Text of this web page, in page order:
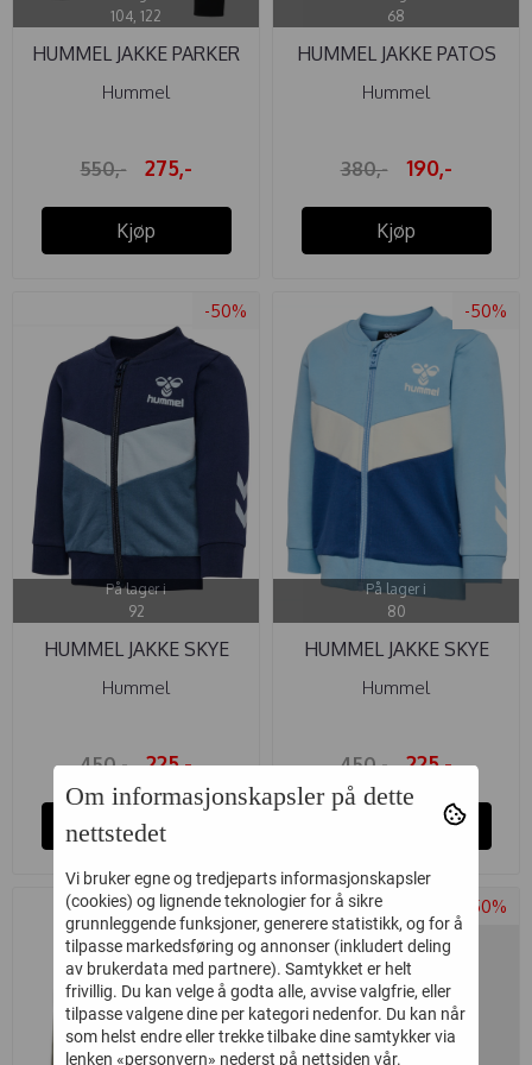
104, 122
HUMMEL JAKKE PARKER
BLACK
Hummel
550,- 275,-
Kjøp
68
HUMMEL JAKKE PATOS
OIL BLUE
Hummel
380,- 190,-
Kjøp
-50%
På lager i
92
HUMMEL JAKKE SKYE
BLACK IRIS
Hummel
450,- 225,-
Kjøp
-50%
På lager i
80
HUMMEL JAKKE SKYE
DUSK BLUE
Hummel
450,- 225,-
-50% -50%
Om informasjonskapsler på dette
nettstedet
Vi bruker egne og tredjeparts informasjonskapsler
(cookies) og lignende teknologier for å sikre
grunnleggende funksjoner, generere statistikk, og for å
tilpasse markedsføring og annonser (inkludert deling
av brukerdata med partnere). Samtykket er helt
frivillig. Du kan velge å godta alle, avvise valgfrie, eller
tilpasse valgene dine per kategori nedenfor. Du kan når
som helst endre eller trekke tilbake dine samtykker via
lenken «personvern» nederst på nettsiden vår.